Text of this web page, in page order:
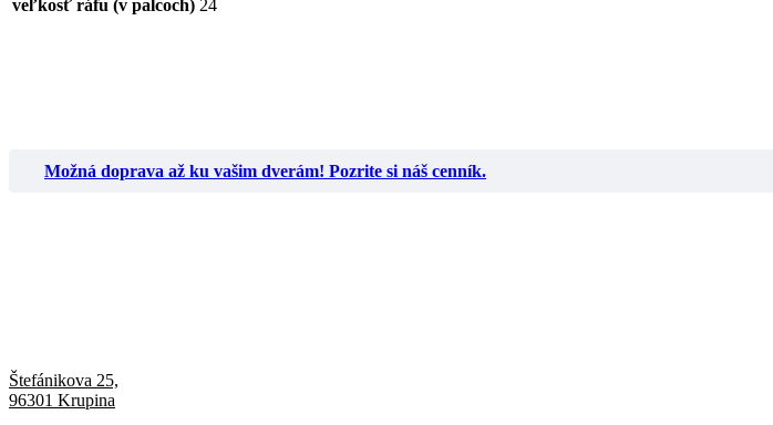
veľkosť ráfu (v palcoch) 24
Možná doprava až ku vašim dverám! Pozrite si náš cenník.
Štefánikova 25,
96301 Krupina